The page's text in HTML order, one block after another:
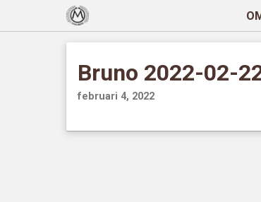
Bruno 2022-02-
februari 4, 2022